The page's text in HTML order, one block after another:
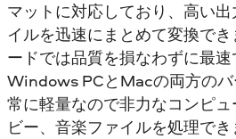
マットに対応しており、高い
イルを迅速にまとめて変換で
ードでは品質を損なわずに最速
Windows PCとMacの両方の
常に軽量なので非力なコンピ
ビー、音楽ファイルを処理でき